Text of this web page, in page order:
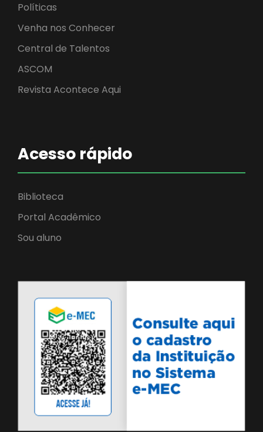
Políticas
Venha nos Conhecer
Central de Talentos
ASCOM
Revista Acontece Aqui
Acesso rápido
Biblioteca
Portal Acadêmico
Sou aluno